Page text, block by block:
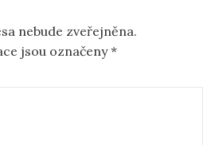
nebude zveřejněna.
jsou označeny*